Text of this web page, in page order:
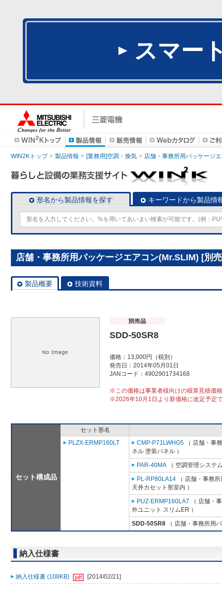
スマー
WIN2Kトップ 製品情報 [業務用]空調・換気 店舗・事務所用パッケージ
形名から製品情報を探す キーワードから製品情
店舗・事務所用パッケージエアコン(Mr.SLIM) [別
製品概要 技術資料
SDD-50SR8
価格：13,000円（税別）
発売日：2014年05月01日
JANコード：4902901734168
※この価格は事業者様向けの積算見積価
※2026年10月1日より新価格に改定予定
セット構成品
セット形名
PLZX-ERMP160LT
CMP-P71LWHG5 （ 店舗・事
ネル 塗装パネル ）
PAR-40MA （ 空調管理システ
PL-RP80LA14 （ 店舗・事務
天井カセット形室内 ）
PUZ-ERMP160LA7 （ 店舗・
外ユニット スリムER ）
SDD-50SR8 （ 店舗・事務所用
納入仕様書
納入仕様書 (108KB) [2014/02/21]